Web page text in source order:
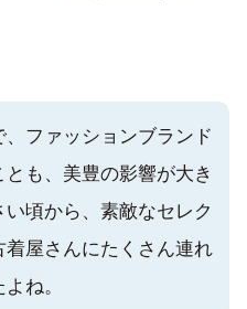
ファッションブランド
とも、美豊の影響が大き
頃から、素敵なセレク
着屋さんにたくさん連れ
ね。